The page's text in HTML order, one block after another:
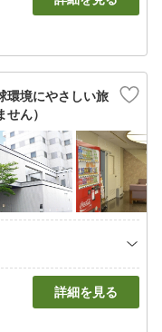
環境にやさしい旅
ん）
詳細を見る